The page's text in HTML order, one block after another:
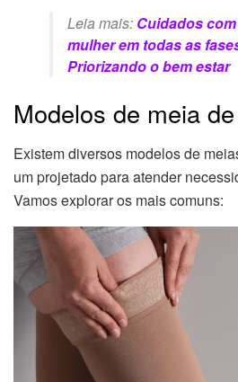
Leia mais: Cuidados
mulher em todas as
Priorizando o bem estar
Modelos de meia
Existem diversos modelos de
um projetado para atender
Vamos explorar os mais comuns: